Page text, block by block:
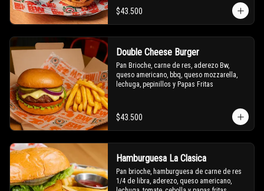
$43.500
Double Cheese Burger
Pan Brioche, carne de res, aderezo Bw,
queso americano, bbq, queso mozzarella,
lechuga, pepinillos y Papas Fritas
$43.500
Hamburguesa La Clasica
Pan brioche, hamburguesa de carne de res
1/4 de libra, aderezo, queso americano,